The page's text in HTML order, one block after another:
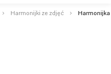
Harmonijki ze zdjęć Harmonijka